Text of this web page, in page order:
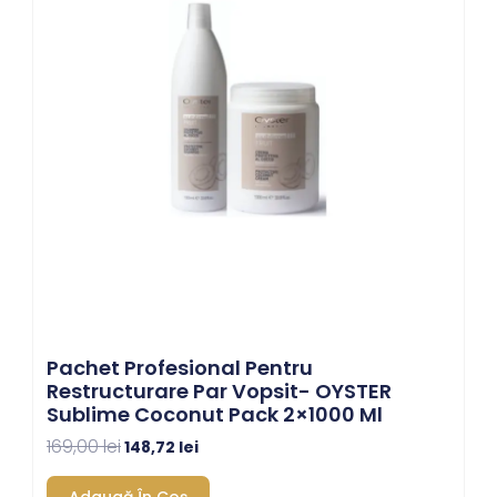
Pachet Profesional Pentru
Restructurare Par Vopsit- OYSTER
Sublime Coconut Pack 2×1000 Ml
169,00lei
169,00 lei.
148,72 lei